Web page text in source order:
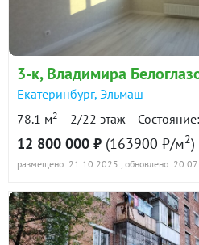
3-к, Владимира
Екатеринбург, Эльмаш
78.1 м2 2/22 этаж
12 800 000 ₽ (163900 ₽/м2)
размещено: 21.10.2025 , обновлено: